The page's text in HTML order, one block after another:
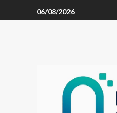
06/08/2026